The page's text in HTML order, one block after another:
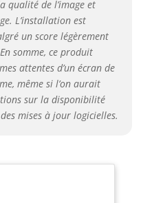
plus mince
de 8 cm,
de l'écran et
vous
concentrer
le contenu.
qualité de l’image et
L’installation est
un score légèrement
somme, ce produit
attentes d’un écran de
même si l’on aurait
sur la disponibilité
mises à jour logicielles.